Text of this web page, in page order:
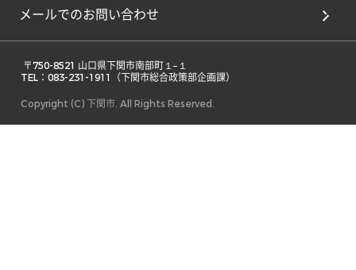
メールでのお問い合わせ
TEL：083-231-1911（下関市総合政策部企画課）
Copyright (C) 下関市. All Rights Reserved.